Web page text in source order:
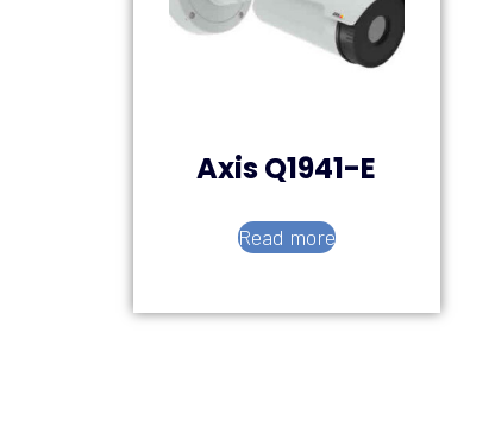
Axis Q1941-E
Read more